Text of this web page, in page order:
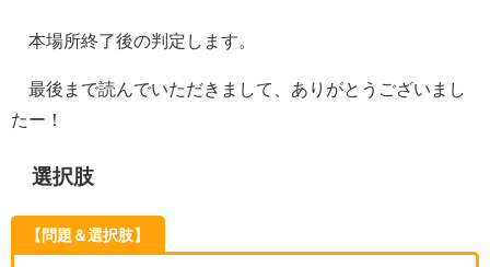
本場所終了後の判定します。
最後まで読んでいただきまして、ありがとうございまし
たー！
選択肢
【問題＆選択肢】